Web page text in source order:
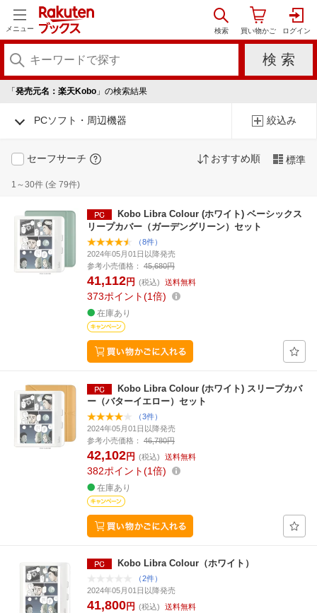
メニュー
「 発売元名：楽天Kobo 」の検索結果
PCソフト・周辺機器 絞込み
セーフサーチ おすすめ順 標準
1～30件 (全 79件)
Kobo Libra Colour (ホワイト) ベーシックス
リープカバー（ガーデングリーン）セット
（8件）
2024年05月01日以降発売
参考小売価格：
45,680円
41,112円 (税込) 送料無料
373ポイント 1倍
在庫あり
Kobo Libra Colour (ホワイト) スリープカバ
ー（バターイエロー）セット
（3件）
2024年05月01日以降発売
参考小売価格：
46,780円
42,102円 (税込) 送料無料
382ポイント 1倍
在庫あり
Kobo Libra Colour（ホワイト）
（2件）
2024年05月01日以降発売
41,800円 (税込) 送料無料